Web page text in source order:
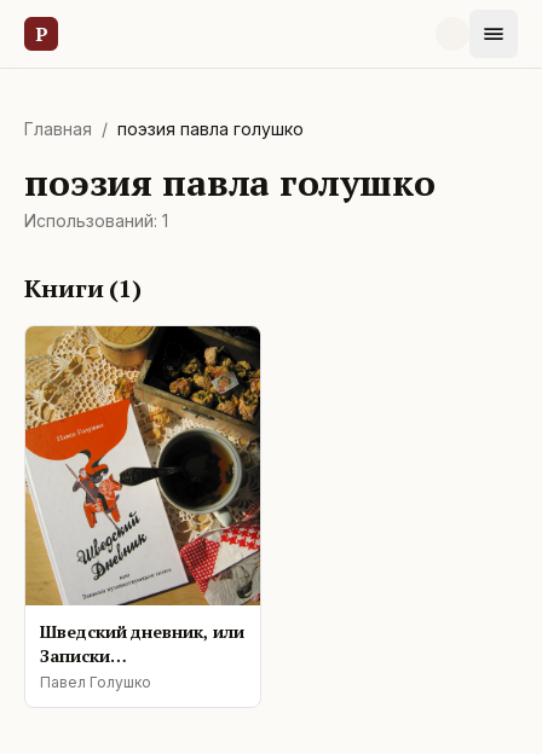
Р
Главная / поэзия павла голушко
поэзия павла голушко
Использований: 1
Книги (1)
Шведский дневник, или
Записки
путешествующего
поэта
Павел Голушко